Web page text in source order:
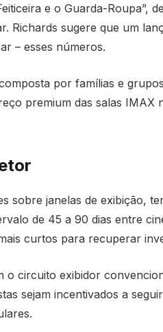
e o Guarda-Roupa”,
Richards sugere que um
– esses números.
por famílias e
premium das salas IMAX
sobre janelas de exibição,
de 45 a 90 dias entre
curtos para recuperar
o circuito exibidor
sejam incentivados a